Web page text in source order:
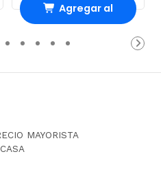
Agregar al
Carro
MAYORISTA